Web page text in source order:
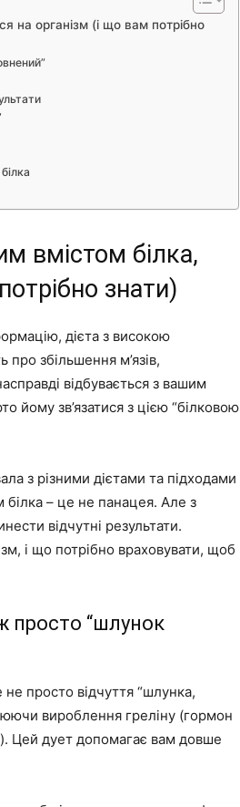
на організм (і що вам потрібно
вмістом білка,
знати)
дієта з високою
збільшення м’язів,
відбувається з вашим
йому зв’язатися з цією “білковою
з різними дієтами та підходами
білка – це не панацея. Але з
відчутні результати.
і що потрібно враховувати, щоб
просто “шлунок
не просто відчуття “шлунка,
вироблення греліну (гормон
Цей дует допомагає вам довше